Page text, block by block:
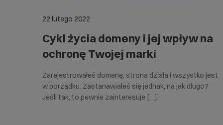
22 lutego 2022
Cykl życia domeny i jej wpływ na
ochronę Twojej marki
Zarejestrowałeś domenę, strona działa i wszystko jest
w porządku. Zastanawiałeś się jednak, na jak długo?
Jeśli tak, to pewnie zainteresuje […]